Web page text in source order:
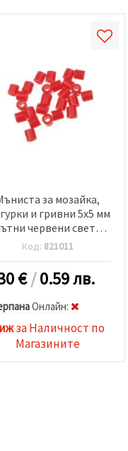
за мозайка,
и гривни 5x5 мм
червени светло
-11 грама ~190 броя
Код: 821011
€/0.59 лв.
Oнлайн:
за Наличност по
Магазините